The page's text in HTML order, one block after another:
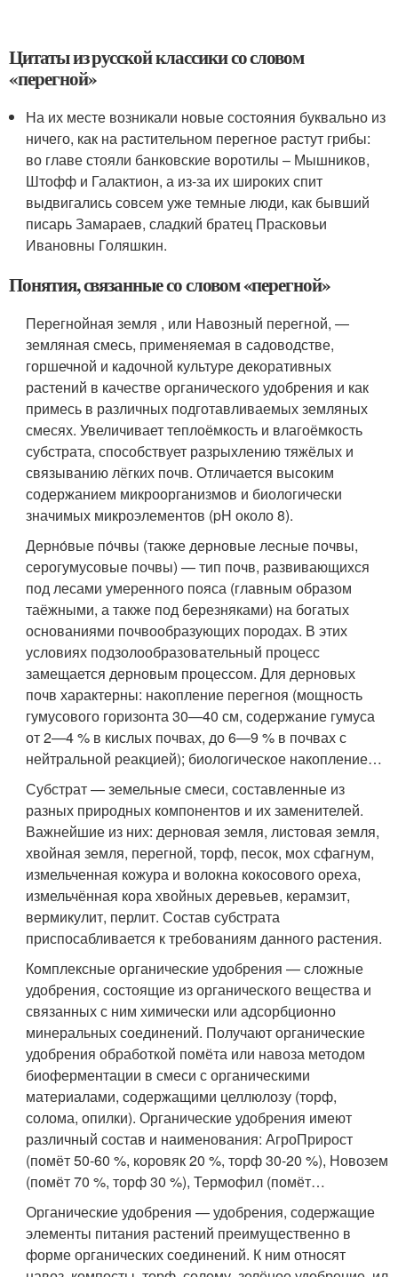
Цитаты из русской классики со словом
«перегной»
На их месте возникали новые состояния буквально из
ничего, как на растительном перегное растут грибы:
во главе стояли банковские воротилы – Мышников,
Штофф и Галактион, а из-за их широких спит
выдвигались совсем уже темные люди, как бывший
писарь Замараев, сладкий братец Прасковьи
Ивановны Голяшкин.
Понятия, связанные со словом «перегной»
Перегнойная земля , или Навозный перегной, —
земляная смесь, применяемая в садоводстве,
горшечной и кадочной культуре декоративных
растений в качестве органического удобрения и как
примесь в различных подготавливаемых земляных
смесях. Увеличивает теплоёмкость и влагоёмкость
субстрата, способствует разрыхлению тяжёлых и
связыванию лёгких почв. Отличается высоким
содержанием микроорганизмов и биологически
значимых микроэлементов (pH около 8).
Дерно́вые по́чвы (также дерновые лесные почвы,
серогумусовые почвы) — тип почв, развивающихся
под лесами умеренного пояса (главным образом
таёжными, а также под березняками) на богатых
основаниями почвообразующих породах. В этих
условиях подзолообразовательный процесс
замещается дерновым процессом. Для дерновых
почв характерны: накопление перегноя (мощность
гумусового горизонта 30—40 см, содержание гумуса
от 2—4 % в кислых почвах, до 6—9 % в почвах с
нейтральной реакцией); биологическое накопление…
Субстрат — земельные смеси, составленные из
разных природных компонентов и их заменителей.
Важнейшие из них: дерновая земля, листовая земля,
хвойная земля, перегной, торф, песок, мох сфагнум,
измельченная кожура и волокна кокосового ореха,
измельчённая кора хвойных деревьев, керамзит,
вермикулит, перлит. Состав субстрата
приспосабливается к требованиям данного растения.
Комплексные органические удобрения — сложные
удобрения, состоящие из органического вещества и
связанных с ним химически или адсорбционно
минеральных соединений. Получают органические
удобрения обработкой помёта или навоза методом
биоферментации в смеси с органическими
материалами, содержащими целлюлозу (торф,
солома, опилки). Органические удобрения имеют
различный состав и наименования: АгроПрирост
(помёт 50-60 %, коровяк 20 %, торф 30-20 %), Новозем
(помёт 70 %, торф 30 %), Термофил (помёт…
Органические удобрения — удобрения, содержащие
элементы питания растений преимущественно в
форме органических соединений. К ним относят